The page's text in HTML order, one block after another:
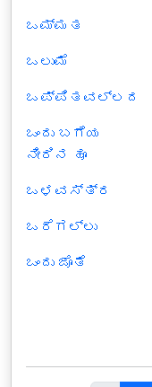
ಒಮ್ಮತ
ಒಲುಮೆ
ಒಪ್ಪಿತವಲ್ಲದ
ಒಂದು ಬಗೆಯ
ನೀರಿನ ಹೂ
ಒಳವಸ್ತ್ರ
ಒರೆಗಲ್ಲು
ಒಂದು ಜೊತೆ